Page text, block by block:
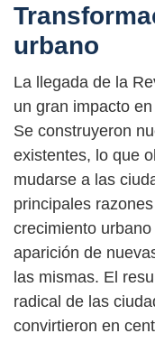
urbano
La llegada de la
un gran impacto
Se construyeron
existentes, lo que
mudarse a las
principales
crecimiento
aparición de
las mismas. El
radical de las
convirtieron en